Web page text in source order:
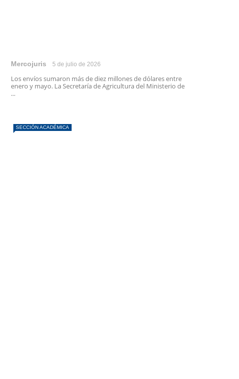
Mercojuris 5 de julio de 2026
Los envíos sumaron más de diez millones de dólares entre
enero y mayo. La Secretaría de Agricultura del Ministerio de
...
SECCIÓN ACADÉMICA